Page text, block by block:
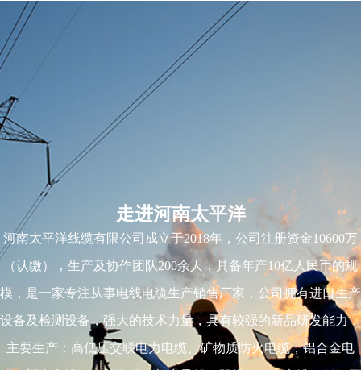
走进河南太平洋
河南太平洋线缆有限公司成立于2018年，公司注册资金10600万
（认缴），生产及协作团队200余人，具备年产10亿人民币的规
模，是一家专注从事电线电缆生产销售厂家，公司拥有进口生产
设备及检测设备，强大的技术力量，具有较强的新品研发能力，
主要生产：高低压交联电力电缆、矿物质防火电缆，铝合金电